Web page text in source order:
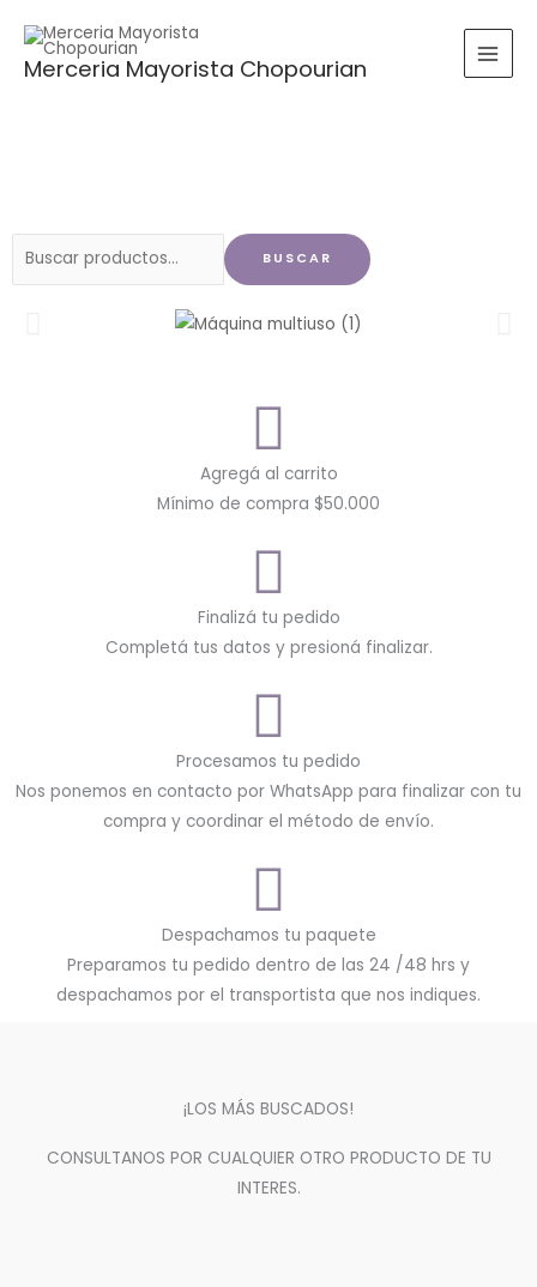
contenido
Merceria Mayorista Chopourian
Buscar
BUSCAR
Agregá al carrito
Mínimo de compra $50.000
Finalizá tu pedido
Completá tus datos y presioná finalizar.
Procesamos tu pedido
Nos ponemos en contacto por WhatsApp para finalizar con tu
compra y coordinar el método de envío.
Despachamos tu paquete
Preparamos tu pedido dentro de las 24 /48 hrs y
despachamos por el transportista que nos indiques.
¡LOS MÁS BUSCADOS!
CONSULTANOS POR CUALQUIER OTRO PRODUCTO DE TU
INTERES.